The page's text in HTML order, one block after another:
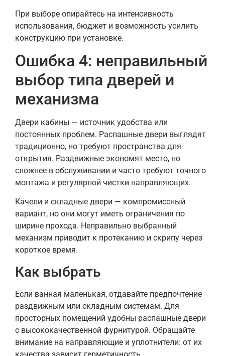
При выборе опирайтесь на интенсивность
использования, бюджет и возможность усилить
конструкцию при установке.
Ошибка 4: неправильный
выбор типа дверей и
механизма
Двери кабины — источник удобства или
постоянных проблем. Распашные двери выглядят
традиционно, но требуют пространства для
открытия. Раздвижные экономят место, но
сложнее в обслуживании и часто требуют точного
монтажа и регулярной чистки направляющих.
Качели и складные двери — компромиссный
вариант, но они могут иметь ограничения по
ширине прохода. Неправильно выбранный
механизм приводит к протеканию и скрипу через
короткое время.
Как выбрать
Если ванная маленькая, отдавайте предпочтение
раздвижным или складным системам. Для
просторных помещений удобны распашные двери
с высококачественной фурнитурой. Обращайте
внимание на направляющие и уплотнители: от их